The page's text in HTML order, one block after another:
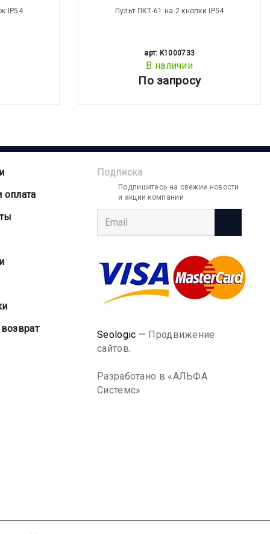
IP54 Пульт ПКТ-61 на 2 кнопки IP54
арт: K1000733
В наличии
По запросу
Подписка
Подпишитесь на свежие новости
и акции компании
Seologic — Продвижение
сайтов.
Разработано в «АЛЬФА
Системс»
оплата